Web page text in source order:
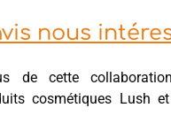
nous
de cette
cosmétiques Lush